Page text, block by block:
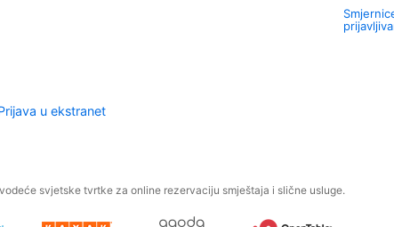
u ekstranet
svjetske tvrtke za online rezervaciju smještaja i slične usluge.